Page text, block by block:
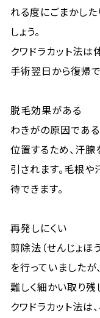
れる度にごまかし
しょう。
クワドラカット法は
手術翌日から復帰で
脱毛効果がある
わきがの原因であ
位置するため、汗
引されます。毛根
待できます。
再発しにくい
剪除法（せんじょ
を行っていました
難しく細かい取り残
クワドラカット法